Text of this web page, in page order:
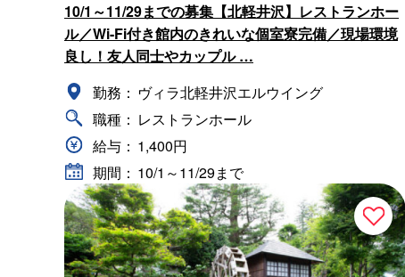
10/1～11/29までの募集【北軽井沢】レストランホー
ル／Wi-Fi付き館内のきれいな個室寮完備／現場環境
良し！友人同士やカップル …
勤務： ヴィラ北軽井沢エルウイング
職種： レストランホール
給与： 1,400円
期間： 10/1～11/29まで